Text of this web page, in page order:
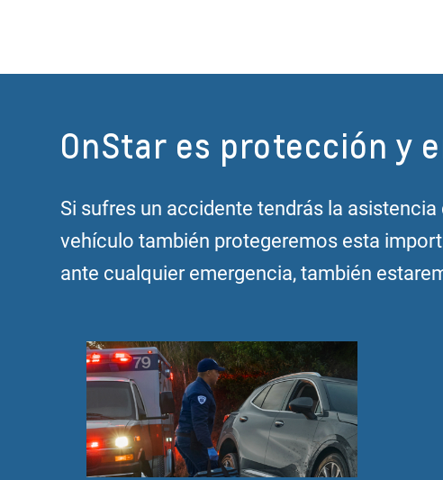
OnStar es protección y
Si sufres un accidente tendrás la
vehículo también protegeremos esta
ante cualquier emergencia, también